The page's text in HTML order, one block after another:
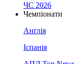
ЧС 2026
Чемпіонати
Англія
Іспанія